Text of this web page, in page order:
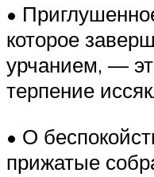
•
которое
урчанием, —
терпение
• О
прижатые